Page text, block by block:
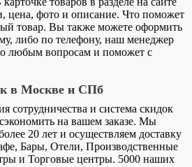
цена, фото и описание. Что поможет
товар. Вы также можете оформить
либо по телефону, наш менеджер
любым вопросам и поможет с
в Москве и СПб
сотрудничества и система скидок
на вашем заказе. Мы
20 лет и осуществляем доставку
Бары, Отели, Производственные
и Торговые центры. 5000 наших